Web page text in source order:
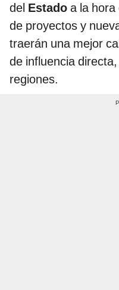
del Estado a la
de proyectos y
traerán una mejor
de influencia
regiones.